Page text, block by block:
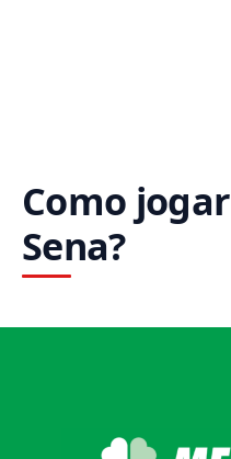
Como
Sena?